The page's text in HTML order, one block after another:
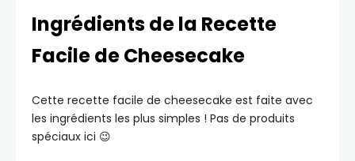
Ingrédients de la Recette
Facile de Cheesecake
Cette recette facile de cheesecake est faite avec
les ingrédients les plus simples ! Pas de produits
spéciaux ici 😉